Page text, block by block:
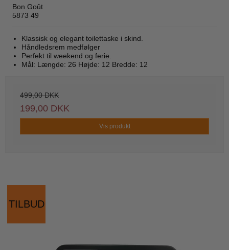
Bon Goût
5873 49
Klassisk og elegant toilettaske i skind.
Håndledsrem medfølger
Perfekt til weekend og ferie.
Mål: Længde: 26 Højde: 12 Bredde: 12
499,00 DKK
199,00 DKK
Vis produkt
TILBUD